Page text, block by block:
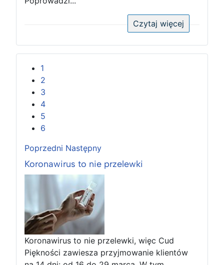
Czytaj więcej
1
2
3
4
5
6
Poprzedni Następny
Koronawirus to nie przelewki
Koronawirus to nie przelewki, więc Cud
Piękności zawiesza przyjmowanie klientów